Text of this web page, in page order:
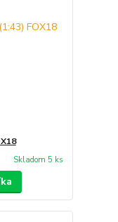
Skladom 5 ks